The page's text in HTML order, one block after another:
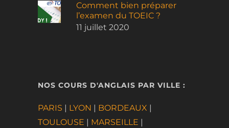
Comment bien préparer
l’examen du TOEIC ?
11 juillet 2020
NOS COURS D'ANGLAIS PAR VILLE :
PARIS LYON BORDEAUX
TOULOUSE
MARSEILLE